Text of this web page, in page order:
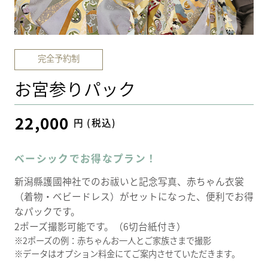
完全予約制
お宮参りパック
22,000 円 (税込)
ベーシックでお得なプラン！
新潟縣護國神社でのお祓いと記念写真、赤ちゃん衣裳
（着物・ベビードレス）がセットになった、便利でお得
なパックです。
2ポーズ撮影可能です。（6切台紙付き）
※2ポーズの例：赤ちゃんお一人とご家族さまで撮影
※データはオプション料金にてご案内させていただきます。